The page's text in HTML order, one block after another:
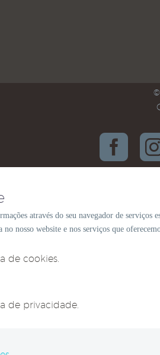
através do seu navegador de
nosso website e nos serviços que
de cookies.
de privacidade.